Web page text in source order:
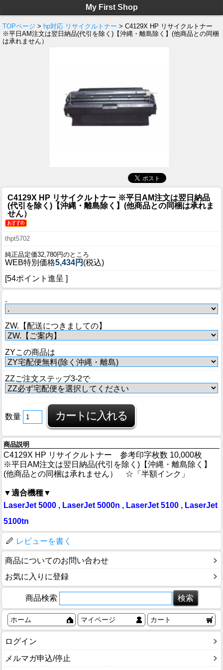
My First Shop
TOPページ > hp対応 リサイクルトナー > C4129X HP リサイクルトナー
※平日AM注文は翌日納品(代引を除く)【沖縄・離島除く】(他商品との同梱
は承れません）
C4129X HP リサイクルトナー ※平日AM注文は翌日納品
(代引を除く)【沖縄・離島除く】(他商品との同梱は承れま
せん）
thpt5702
純正品定価32,780円のところ
WEB特別価格5,434円 (税込)
[54ポイント進呈 ]
.
ZW.【配送につきましての】
ZYこの商品は
ZZご注文ステッブ3-2で
数量
商品説明
C4129X HP リサイクルトナー 参考印字枚数 10,000枚
※平日AM注文は翌日納品(代引を除く)【沖縄・離島除く】
(他商品との同梱は承れません） ☆「半額インク」
▼適合機種▼
LaserJet 5000 , LaserJet 5000n , LaserJet 5100 , LaserJet
5100tn
レビューを書く
商品についてのお問い合わせ
お気に入りに登録
商品検索
ホーム マイページ カート
ログイン
メルマガ申込/停止